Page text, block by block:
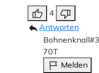
4
Antworten
Bohnenknall#3
70T
Melden